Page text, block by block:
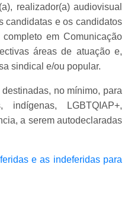
realizador(a) audiovisual
candidatas e os candidatos
em Comunicação
áreas de atuação e,
sindical e/ou popular.
no mínimo, para
indígenas, LGBTQIAP+,
a serem autodeclaradas
e as indeferidas para